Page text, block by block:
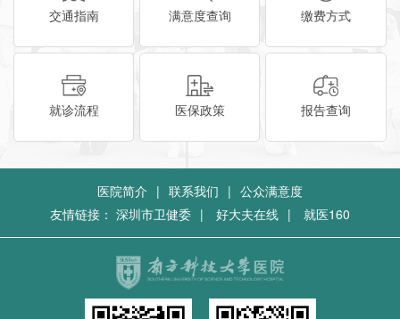
交通指南 满意度查询 缴费方式
就诊流程 医保政策 报告查询
医院简介 | 联系我们 | 公众满意度
友情链接： 深圳市卫健委 | 好大夫在线 | 就医160